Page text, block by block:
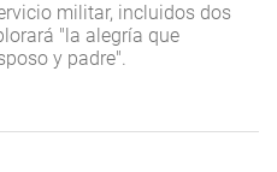
militar, incluidos dos
"la alegría que
y padre".